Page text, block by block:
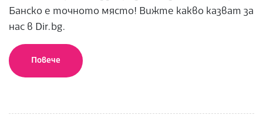
Банско е точното място! Вижте какво казват за
нас в Dir.bg.
Повече